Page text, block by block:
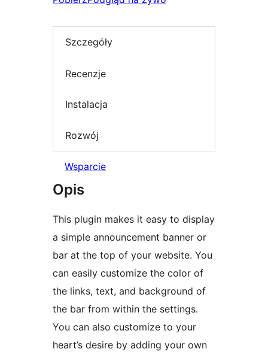
Szczegóły
Recenzje
Instalacja
Rozwój
Wsparcie
Opis
This plugin makes it easy to display
a simple announcement banner or
bar at the top of your website. You
can easily customize the color of
the links, text, and background of
the bar from within the settings.
You can also customize to your
heart’s desire by adding your own